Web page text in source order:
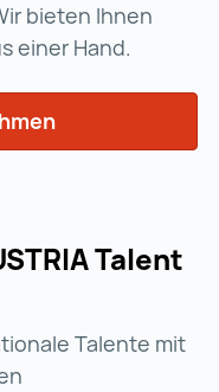
bieten Ihnen
einer Hand.
Talent
Talente mit